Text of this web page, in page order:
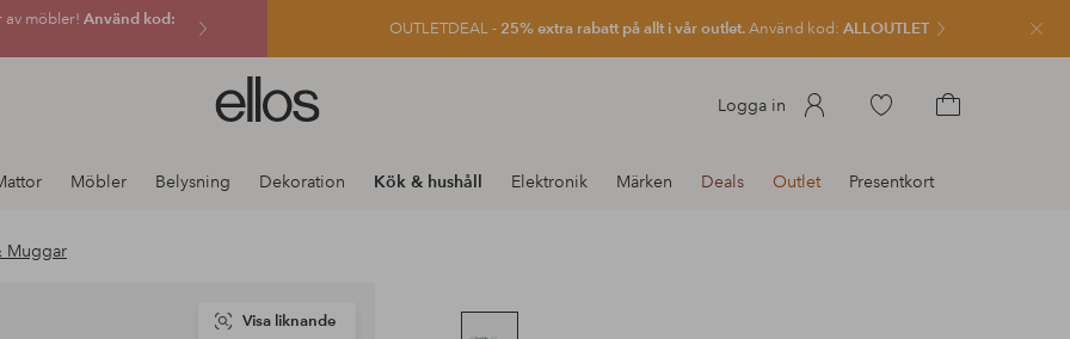
av möbler! Använd kod: OUTLETDEAL - 25% extra rabatt på allt i vår outlet.Använd kod: ALLOUTLET
Ellos
logotyp
gå
Logga in
Gå
produkterkundvagnen
Möbler Belysning Dekoration Kök & hushåll Elektronik Märken Deals Outlet Presentkort
Muggar
Visa liknande